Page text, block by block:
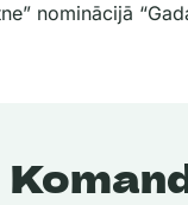
nominācijā